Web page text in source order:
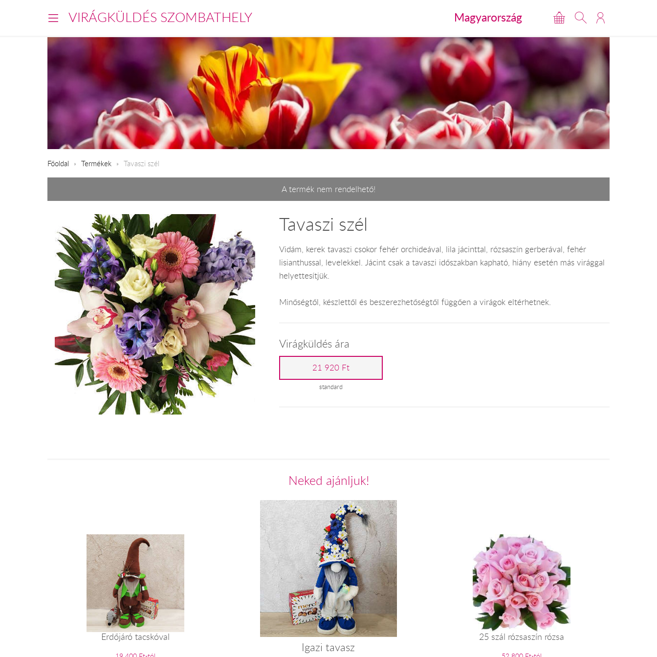
VIRÁGKÜLDÉS SZOMBATHELY Magyarország
Főoldal Termékek Tavaszi szél
A termék nem rendelhető!
Tavaszi szél
Vidám, kerek tavaszi csokor fehér orchideával, lila jácinttal, rózsaszín gerberával, fehér
lisianthussal, levelekkel. Jácint csak a tavaszi időszakban kapható, hiány esetén más virággal
helyettesítjük.
Minőségtől, készlettől és beszerezhetőségtől függően a virágok eltérhetnek.
Virágküldés ára
21 920 Ft
standard
Neked ajánljuk!
Erdőjáró tacskóval
Igazi tavasz
25 szál rózsaszín rózsa